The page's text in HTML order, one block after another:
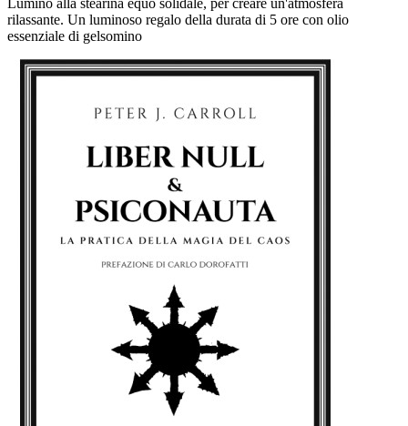
Lumino alla stearina equo solidale, per creare un'atmosfera
rilassante. Un luminoso regalo della durata di 5 ore con olio
essenziale di gelsomino